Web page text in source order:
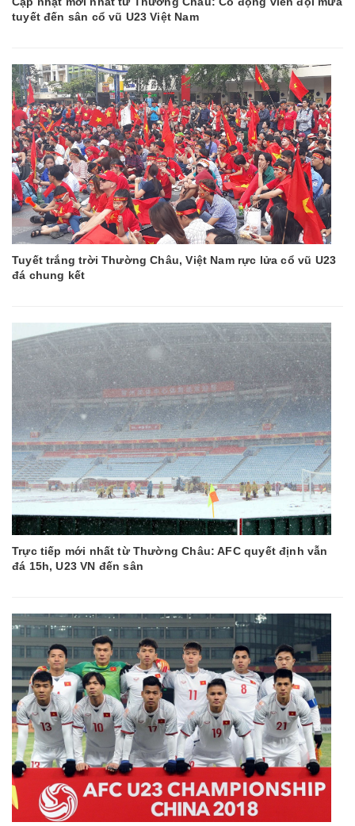
tuyết đến sân cổ vũ U23 Việt Nam
Tuyết trắng trời Thường Châu, Việt Nam rực lửa cổ vũ U23
đá chung kết
Trực tiếp mới nhất từ Thường Châu: AFC quyết định vẫn
đá 15h, U23 VN đến sân